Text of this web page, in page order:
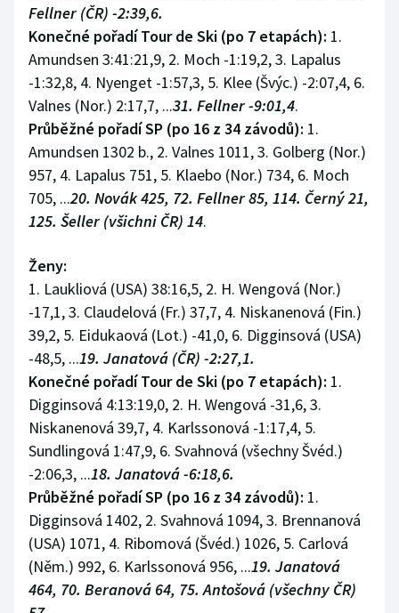
Fellner (ČR) -2:39,6.
Konečné pořadí Tour de Ski (po 7 etapách): 1.
Amundsen 3:41:21,9, 2. Moch -1:19,2, 3. Lapalus
-1:32,8, 4. Nyenget -1:57,3, 5. Klee (Švýc.) -2:07,4, 6.
Valnes (Nor.) 2:17,7, ...31. Fellner -9:01,4.
Průběžné pořadí SP (po 16 z 34 závodů): 1.
Amundsen 1302 b., 2. Valnes 1011, 3. Golberg (Nor.)
957, 4. Lapalus 751, 5. Klaebo (Nor.) 734, 6. Moch
705, ...20. Novák 425, 72. Fellner 85, 114. Černý 21,
125. Šeller (všichni ČR) 14.
Ženy:
1. Laukliová (USA) 38:16,5, 2. H. Wengová (Nor.)
-17,1, 3. Claudelová (Fr.) 37,7, 4. Niskanenová (Fin.)
39,2, 5. Eidukaová (Lot.) -41,0, 6. Digginsová (USA)
-48,5, ...19. Janatová (ČR) -2:27,1.
Konečné pořadí Tour de Ski (po 7 etapách): 1.
Digginsová 4:13:19,0, 2. H. Wengová -31,6, 3.
Niskanenová 39,7, 4. Karlssonová -1:17,4, 5.
Sundlingová 1:47,9, 6. Svahnová (všechny Švéd.)
-2:06,3, ...18. Janatová -6:18,6.
Průběžné pořadí SP (po 16 z 34 závodů): 1.
Digginsová 1402, 2. Svahnová 1094, 3. Brennanová
(USA) 1071, 4. Ribomová (Švéd.) 1026, 5. Carlová
(Něm.) 992, 6. Karlssonová 956, ...19. Janatová
464, 70. Beranová 64, 75. Antošová (všechny ČR)